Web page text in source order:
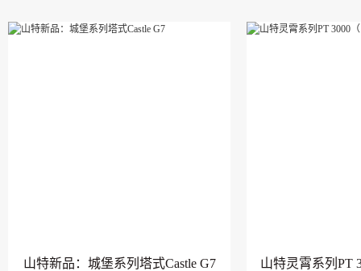
山特新品：城堡系列塔式Castle G7 山特灵霄系列PT